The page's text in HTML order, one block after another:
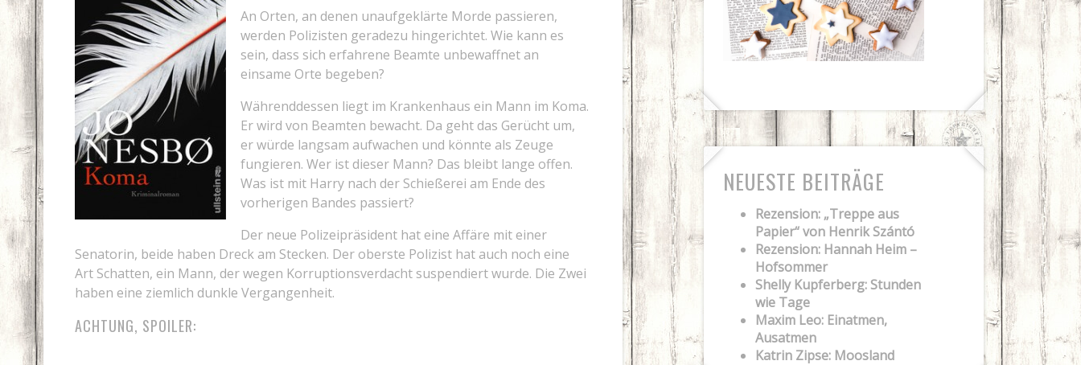
An Orten, an denen unaufgeklärte Morde passieren,
werden Polizisten geradezu hingerichtet. Wie kann es
sein, dass sich erfahrene Beamte unbewaffnet an
einsame Orte begeben?
Währenddessen liegt im Krankenhaus ein Mann im Koma.
Er wird von Beamten bewacht. Da geht das Gerücht um,
er würde langsam aufwachen und könnte als Zeuge
fungieren. Wer ist dieser Mann? Das bleibt lange offen.
Was ist mit Harry nach der Schießerei am Ende des
vorherigen Bandes passiert?
Der neue Polizeipräsident hat eine Affäre mit einer
Senatorin, beide haben Dreck am Stecken. Der oberste Polizist hat auch noch eine
Art Schatten, ein Mann, der wegen Korruptionsverdacht suspendiert wurde. Die Zwei
haben eine ziemlich dunkle Vergangenheit.
ACHTUNG, SPOILER:
NEUESTE BEITRÄGE
Rezension: „Treppe aus
Papier“ von Henrik Szántó
Rezension: Hannah Heim –
Hofsommer
Shelly Kupferberg: Stunden
wie Tage
Maxim Leo: Einatmen,
Ausatmen
Katrin Zipse: Moosland